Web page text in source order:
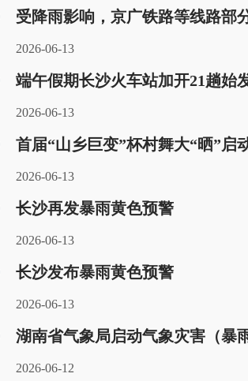
受降雨影响，京广铁路等线路部
2026-06-13
端午假期长沙火车站加开21趟始
2026-06-13
首届“山乡巨变”杯村舞大“晒”启
2026-06-13
长沙再发暴雨黄色预警
2026-06-13
长沙发布暴雨黄色预警
2026-06-13
湖南省气象局启动气象灾害（暴
2026-06-12